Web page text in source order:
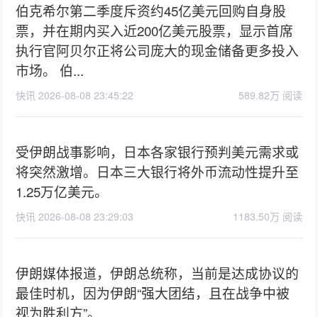
伯克希尔第二季度斥资约45亿美元回购自身股
票，并在期内买入近200亿美元股票，显示首席
执行官阿贝尔正将公司庞大的现金储备更多投入
市场。 伯...
快讯 2026-08-08 23:45:22 589.82万 阅读
受伊朗战事影响，日本各家银行预判美元需求或
将突然激增。日本三大银行将外币流动性提升至
1.25万亿美元。
快讯 2026-08-08 23:29:03 1183.50万 阅读
伊朗媒体报道，伊朗总统称，当前是达成协议的
最佳时机，因为伊朗“强大团结，且在战争中被
视为胜利方”。